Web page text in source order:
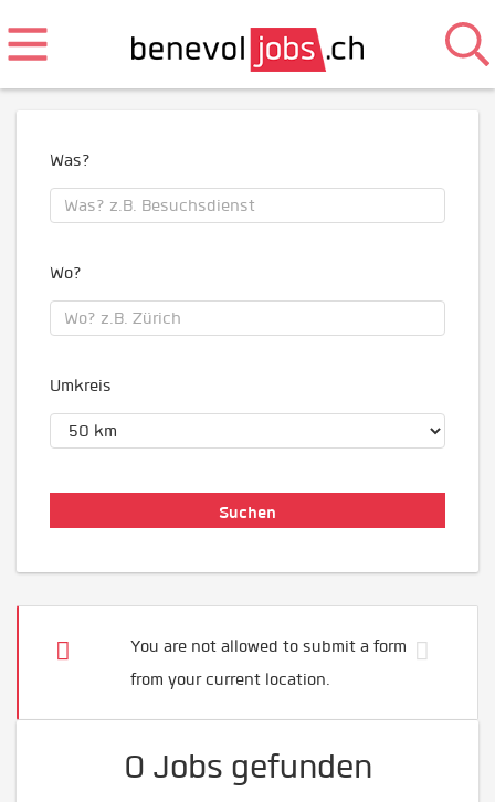
Was?
Wo?
Umkreis
You are not allowed to submit a form
from your current location.
0 Jobs gefunden